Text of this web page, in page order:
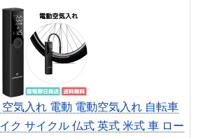
空気入れ 電動 電動空気入れ 自転車
ク サイクル 仏式 英式 米式 車 ロー